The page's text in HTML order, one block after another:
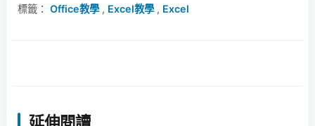
標籤： Office教學, Excel教學, Excel
延伸閱讀